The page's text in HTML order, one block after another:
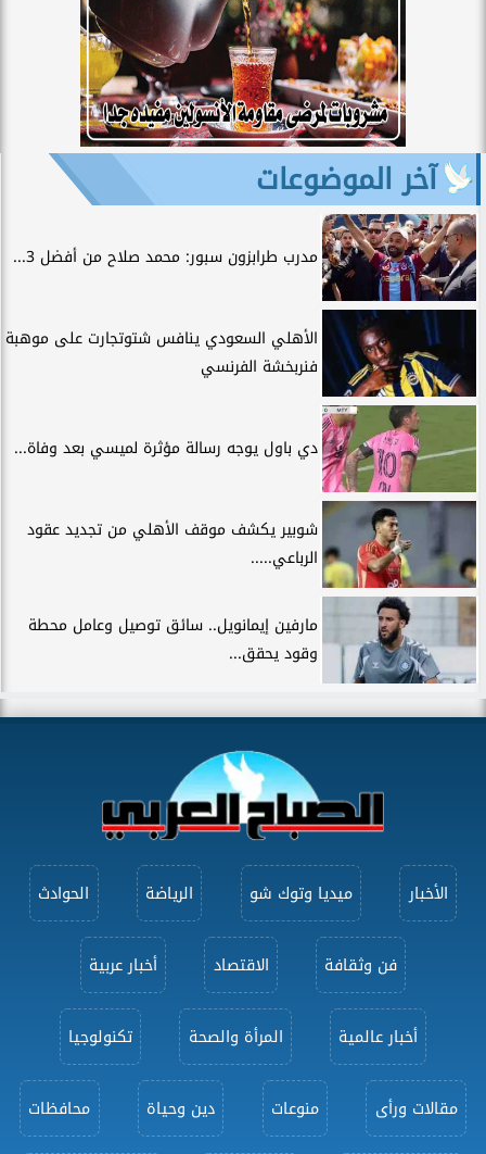
آخر الموضوعات
مدرب طرابزون سبور: محمد صلاح من أفضل 3...
الأهلي السعودي ينافس شتوتجارت على موهبة
فنربخشة الفرنسي
دي باول يوجه رسالة مؤثرة لميسي بعد وفاة...
شوبير يكشف موقف الأهلي من تجديد عقود
الرباعي.....
مارفين إيمانويل.. سائق توصيل وعامل محطة
وقود يحقق...
الأخبار ميديا وتوك شو الرياضة الحوادث
فن وثقافة الاقتصاد أخبار عربية
أخبار عالمية المرأة والصحة تكنولوجيا
مقالات ورأى منوعات دين وحياة محافظات